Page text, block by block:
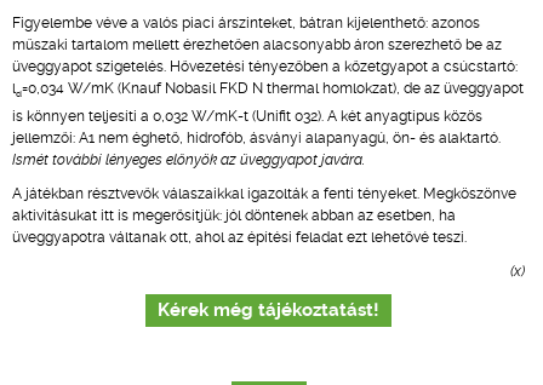
Figyelembe véve a valós piaci árszinteket, bátran kijelenthető: azonos
műszaki tartalom mellett érezhetően alacsonyabb áron szerezhető be az
üveggyapot szigetelés. Hővezetési tényezőben a kőzetgyapot a csúcstartó:
ld=0,034 W/mK (Knauf Nobasil FKD N thermal homlokzat), de az üveggyapot
is könnyen teljesíti a 0,032 W/mK-t (Unifit 032). A két anyagtípus közös
jellemzői: A1 nem éghető, hidrofób, ásványi alapanyagú, ön- és alaktartó.
Ismét további lényeges előnyök az üveggyapot javára.
A játékban résztvevők válaszaikkal igazolták a fenti tényeket. Megköszönve
aktivitásukat itt is megerősítjük: jól döntenek abban az esetben, ha
üveggyapotra váltanak ott, ahol az építési feladat ezt lehetővé teszi.
(x)
Kérek még tájékoztatást!